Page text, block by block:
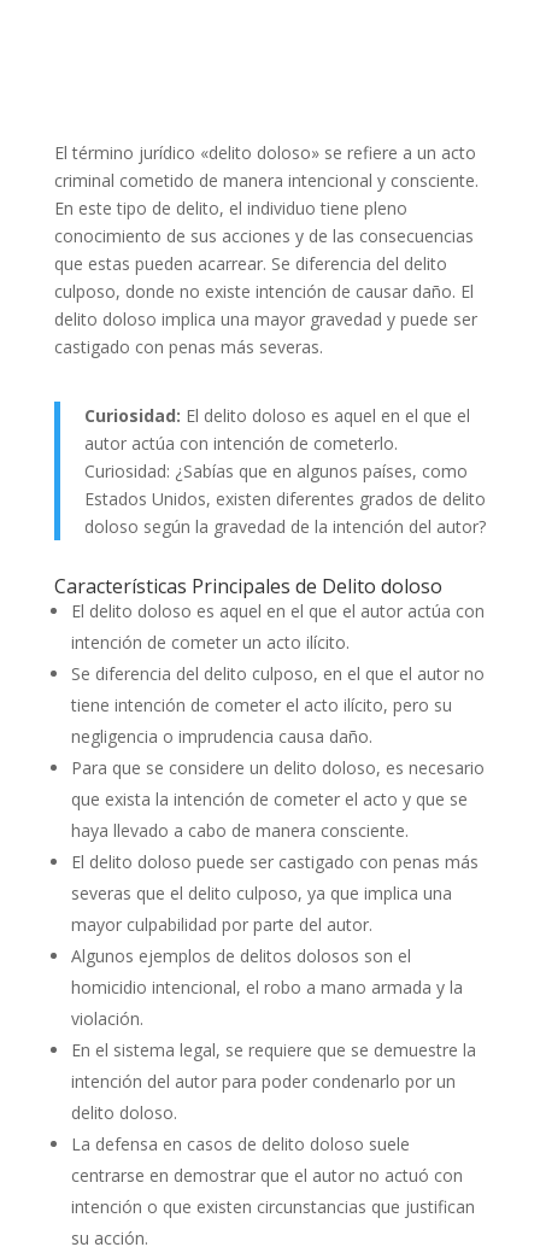
El término jurídico «delito doloso» se refiere a un acto
criminal cometido de manera intencional y consciente.
En este tipo de delito, el individuo tiene pleno
conocimiento de sus acciones y de las consecuencias
que estas pueden acarrear. Se diferencia del delito
culposo, donde no existe intención de causar daño. El
delito doloso implica una mayor gravedad y puede ser
castigado con penas más severas.
Curiosidad: El delito doloso es aquel en el que el
autor actúa con intención de cometerlo.
Curiosidad: ¿Sabías que en algunos países, como
Estados Unidos, existen diferentes grados de delito
doloso según la gravedad de la intención del autor?
Características Principales de Delito doloso
El delito doloso es aquel en el que el autor actúa con
intención de cometer un acto ilícito.
Se diferencia del delito culposo, en el que el autor no
tiene intención de cometer el acto ilícito, pero su
negligencia o imprudencia causa daño.
Para que se considere un delito doloso, es necesario
que exista la intención de cometer el acto y que se
haya llevado a cabo de manera consciente.
El delito doloso puede ser castigado con penas más
severas que el delito culposo, ya que implica una
mayor culpabilidad por parte del autor.
Algunos ejemplos de delitos dolosos son el
homicidio intencional, el robo a mano armada y la
violación.
En el sistema legal, se requiere que se demuestre la
intención del autor para poder condenarlo por un
delito doloso.
La defensa en casos de delito doloso suele
centrarse en demostrar que el autor no actuó con
intención o que existen circunstancias que justifican
su acción.